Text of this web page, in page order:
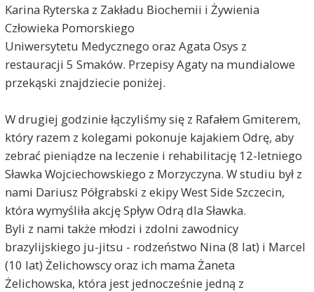
Karina Ryterska z Zakładu Biochemii i Żywienia
Człowieka Pomorskiego
Uniwersytetu Medycznego oraz Agata Osys z
restauracji 5 Smaków. Przepisy Agaty na mundialowe
przekąski znajdziecie poniżej.
W drugiej godzinie łączyliśmy się z Rafałem Gmiterem,
który razem z kolegami pokonuje kajakiem Odrę, aby
zebrać pieniądze na leczenie i rehabilitację 12-letniego
Sławka Wojciechowskiego z Morzyczyna. W studiu był z
nami Dariusz Półgrabski z ekipy West Side Szczecin,
która wymyśliła akcję Spływ Odrą dla Sławka.
Byli z nami także młodzi i zdolni zawodnicy
brazylijskiego ju-jitsu - rodzeństwo Nina (8 lat) i Marcel
(10 lat) Żelichowscy oraz ich mama Żaneta
Żelichowska, która jest jednocześnie jedną z